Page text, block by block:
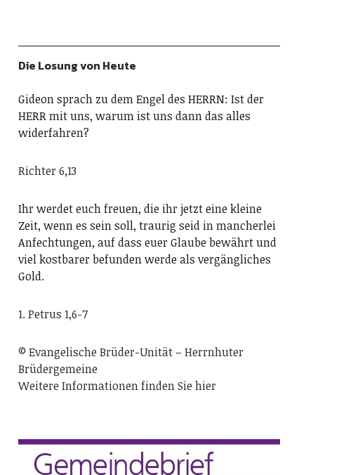
Die Losung von Heute
Gideon sprach zu dem Engel des HERRN: Ist der
HERR mit uns, warum ist uns dann das alles
widerfahren?
Richter 6,13
Ihr werdet euch freuen, die ihr jetzt eine kleine
Zeit, wenn es sein soll, traurig seid in mancherlei
Anfechtungen, auf dass euer Glaube bewährt und
viel kostbarer befunden werde als vergängliches
Gold.
1. Petrus 1,6-7
© Evangelische Brüder-Unität – Herrnhuter
Brüdergemeine
Weitere Informationen finden Sie hier